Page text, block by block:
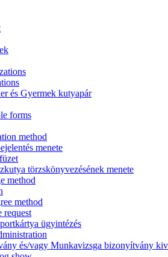
és Gyermek kutyapár
forms
method
menete
törzskönyvezésének menete
method
method
request
ügyintézés
és/vagy Munkavizsga bizonyítvány